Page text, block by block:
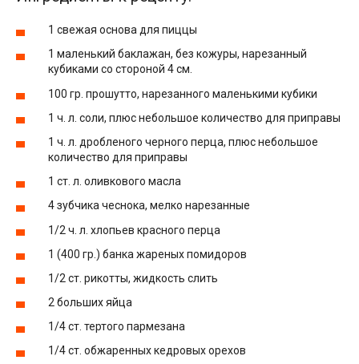
1 свежая основа для пиццы
1 маленький баклажан, без кожуры, нарезанный
кубиками со стороной 4 см.
100 гр. прошутто, нарезанного маленькими кубики
1 ч. л. соли, плюс небольшое количество для приправы
1 ч. л. дробленого черного перца, плюс небольшое
количество для приправы
1 ст. л. оливкового масла
4 зубчика чеснока, мелко нарезанные
1/2 ч. л. хлопьев красного перца
1 (400 гр.) банка жареных помидоров
1/2 ст. рикотты, жидкость слить
2 больших яйца
1/4 ст. тертого пармезана
1/4 ст. обжаренных кедровых орехов